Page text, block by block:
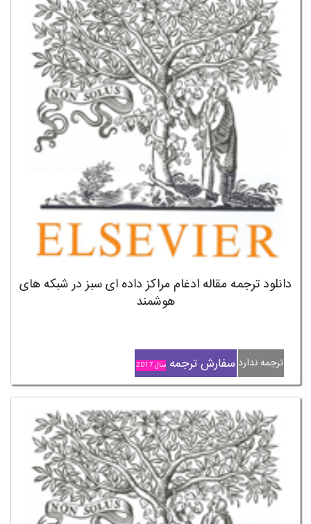
دانلود ترجمه مقاله ادغام مراکز داده ای سبز در شبکه های
هوشمند
ترجمه ندارد سفارش ترجمه سال 2017